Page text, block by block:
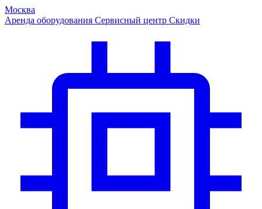
Москва
Аренда оборудования Сервисный центр Скидки